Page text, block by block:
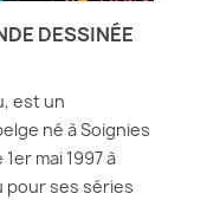
DESSINÉE
est un
né à Soignies
mai 1997 à
pour ses séries